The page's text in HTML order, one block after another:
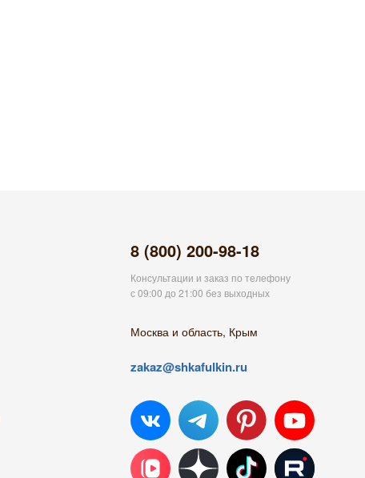
8 (800) 200-98-18
Консультации и заказ по телефону
с 09:00 до 21:00 без выходных
Москва и область, Крым
zakaz@shkafulkin.ru